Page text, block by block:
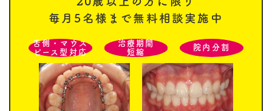
毎月5名様まで無料相談実施中
舌側・マウス
ピース型対応
治療期間
短縮
院内分割